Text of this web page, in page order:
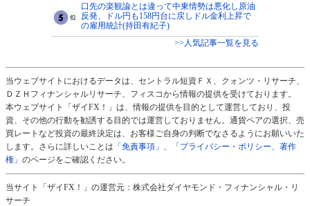
口先の楽観論とは違って中東情勢は悪化し原油
反発、ドル円も158円台に戻しドル金利上昇で
の雇用統計(持田有紀子)
>>人気記事一覧を見る
当ウェブサイトにおけるデータは、セントラル短資ＦＸ、クォンツ・リサーチ、
ＤＺＨフィナンシャルリサーチ、フィスコから情報の提供を受けております。
本ウェブサイト「ザイFX！」は、情報の提供を目的として運営しており、投
資、その他の行動を勧誘する目的では運営しておりません。通貨ペアの選択、売
買レートなど投資の最終決定は、お客様ご自身の判断でなさるようにお願いいた
します。さらに詳しいことは 「免責事項」
「プライバシー・ポリシー、著作
権」 のページをご確認ください。
当サイト「ザイFX！」の運営元：株式会社ダイヤモンド・フィナンシャル・リ
サーチ